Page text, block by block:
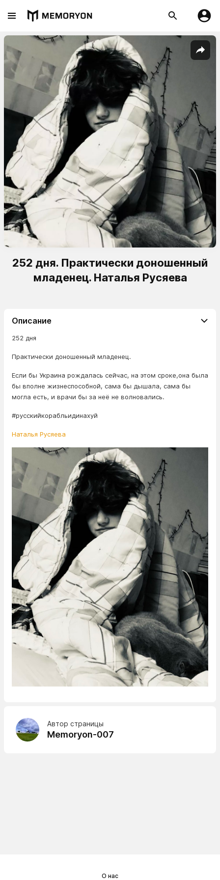
252 дня. Практически доношенный
младенец. Наталья Русяева
Описание
252 дня
Практически доношенный младенец.
Если бы Украина рождалась сейчас, на этом сроке,она была
бы вполне жизнеспособной, сама бы дышала, сама бы
могла есть, и врачи бы за неё не волновались.
#русскийкорабльидинахуй
Наталья Русяева
Автор страницы
Memoryon-007
О нас